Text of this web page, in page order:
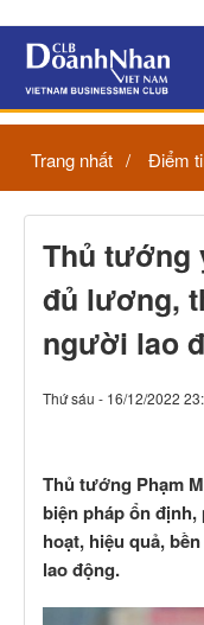
Trang nhất Điểm
Thủ tướng
đủ lương,
người lao
Thứ sáu - 16/12/2022
Thủ tướng Phạm
biện pháp ổn
hoạt, hiệu quả,
lao động.